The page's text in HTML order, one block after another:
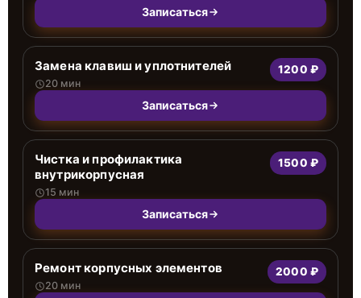
Записаться
Замена клавиш и уплотнителей
20 мин
1200 ₽
Записаться
Чистка и профилактика
внутрикорпусная
15 мин
1500 ₽
Записаться
Ремонт корпусных элементов
20 мин
2000 ₽